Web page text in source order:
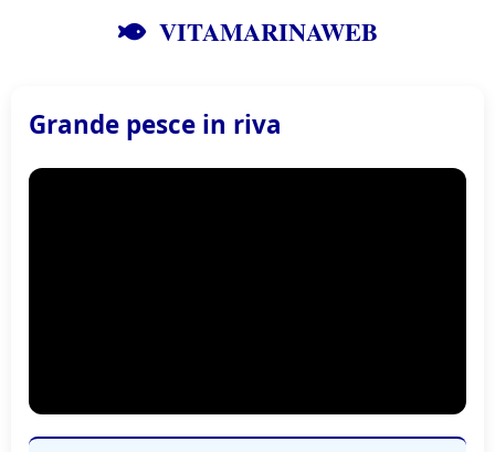
VITAMARINAWEB
Grande pesce in riva